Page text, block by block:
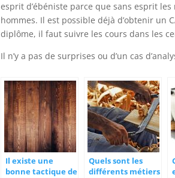
esprit d’ébéniste parce que sans esprit
hommes. Il est possible déjà d’obtenir un
diplôme, il faut suivre les cours dans les
Il n’y a pas de surprises ou d’un cas
Il existe une
bonne tactique de
Quels sont les
différents métiers